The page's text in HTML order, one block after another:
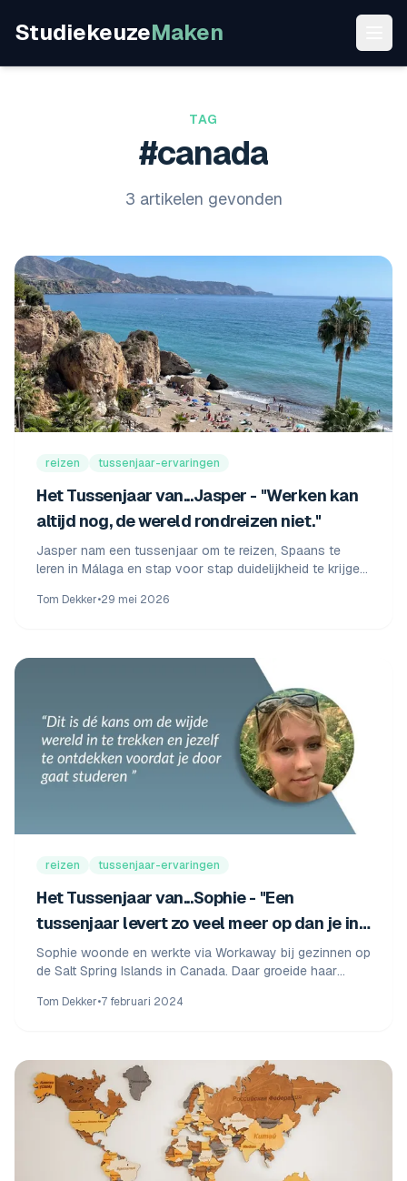
StudiekeuzeMaken
TAG
#canada
3 artikelen gevonden
reizen tussenjaar-ervaringen
Het Tussenjaar van...Jasper - "Werken kan
altijd nog, de wereld rondreizen niet."
Jasper nam een tussenjaar om te reizen, Spaans te
leren in Málaga en stap voor stap duidelijkheid te krijgen
studiekeuze.
Tom Dekker•29 mei 2026
reizen tussenjaar-ervaringen
Het Tussenjaar van...Sophie - "Een
tussenjaar levert zo veel meer op dan je in
eerste instantie zou denken"
Sophie woonde en werkte via Workaway bij gezinnen op
de Salt Spring Islands in Canada. Daar groeide haar
Tom Dekker•7 februari 2024